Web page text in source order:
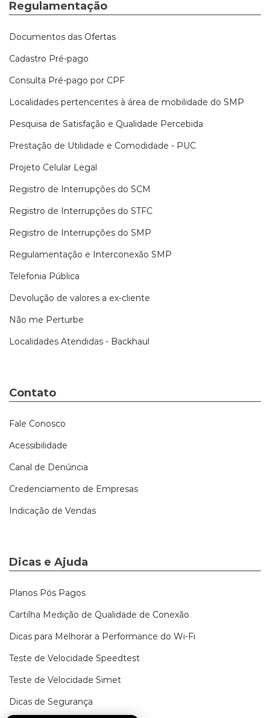
Regulamentação
Documentos das Ofertas
Cadastro Pré-pago
Consulta Pré-pago por CPF
Localidades pertencentes à área de mobilidade do SMP
Pesquisa de Satisfação e Qualidade Percebida
Prestação de Utilidade e Comodidade - PUC
Projeto Celular Legal
Registro de Interrupções do SCM
Registro de Interrupções do STFC
Registro de Interrupções do SMP
Regulamentação e Interconexão SMP
Telefonia Pública
Devolução de valores a ex-cliente
Não me Perturbe
Localidades Atendidas - Backhaul
Contato
Fale Conosco
Acessibilidade
Canal de Denúncia
Credenciamento de Empresas
Indicação de Vendas
Dicas e Ajuda
Planos Pós Pagos
Cartilha Medição de Qualidade de Conexão
Dicas para Melhorar a Performance do Wi-Fi
Teste de Velocidade Speedtest
Teste de Velocidade Simet
Dicas de Segurança